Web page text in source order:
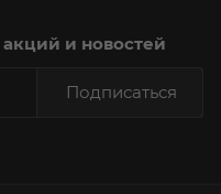
и новостей
Подписаться